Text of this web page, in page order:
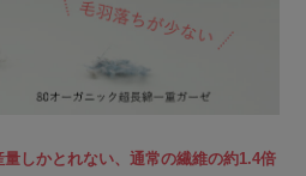
しかとれない、通常の繊維の約1.4倍